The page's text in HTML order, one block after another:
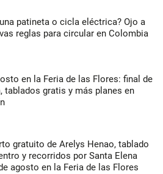
patineta o cicla eléctrica? Ojo a
reglas para circular en Colombia
en la Feria de las Flores: final de
tablados gratis y más planes en
gratuito de Arelys Henao, tablado
y recorridos por Santa Elena
agosto en la Feria de las Flores